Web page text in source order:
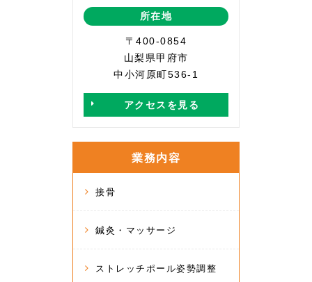
所在地
〒400-0854
山梨県甲府市
中小河原町536-1
アクセスを見る
業務内容
接骨
鍼灸・マッサージ
ストレッチポール姿勢調整